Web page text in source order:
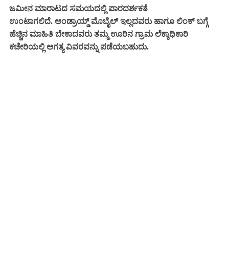
ಜಮೀನ ಮಾರಾಟದ ಸಮಯದಲ್ಲಿ ಪಾರದರ್ಶಕತೆ
ಉಂಟಾಗಲಿದೆ. ಅಂಡ್ರಾಯ್ಡ್ ಮೊಬೈಲ್ ಇಲ್ಲದವರು ಹಾಗೂ ಲಿಂಕ್ ಬಗ್ಗೆ
ಹೆಚ್ಚಿನ ಮಾಹಿತಿ ಬೇಕಾದವರು ತಮ್ಮ ಊರಿನ ಗ್ರಾಮ ಲೆಕ್ಕಾಧಿಕಾರಿ
ಕಚೇರಿಯಲ್ಲಿ ಅಗತ್ಯ ವಿವರವನ್ನು ಪಡೆಯಬಹುದು.